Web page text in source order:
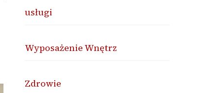
usługi
Wyposażenie Wnętrz
Zdrowie